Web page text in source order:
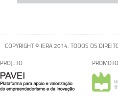
COPYRIGHT © IERA 2014. TODOS OS
PROJETO